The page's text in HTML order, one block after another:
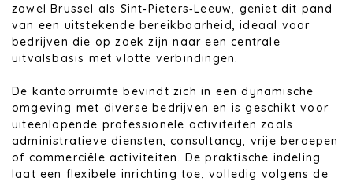
zowel Brussel als Sint‑Pieters‑Leeuw, geniet dit pand
van een uitstekende bereikbaarheid, ideaal voor
bedrijven die op zoek zijn naar een centrale
uitvalsbasis met vlotte verbindingen.
De kantoorruimte bevindt zich in een dynamische
omgeving met diverse bedrijven en is geschikt voor
uiteenlopende professionele activiteiten zoals
administratieve diensten, consultancy, vrije beroepen
of commerciële activiteiten. De praktische indeling
laat een flexibele inrichting toe, volledig volgens de